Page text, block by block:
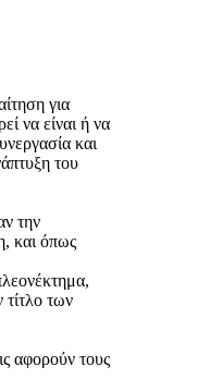
για
να είναι ή να
και
του
την
και όπως
τίτλο των
αφορούν τους